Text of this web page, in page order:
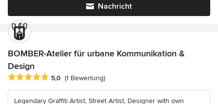
Nachricht
BOMBER-Atelier für urbane Kommunikation &
Design
Durchschnittliche Bewertung: 5 von 5 Sternen
5,0 (1 Bewertung)
Legendary Graffiti Artist, Street Artist, Designer with own